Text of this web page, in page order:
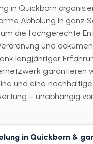
in Quickborn
Abholung in ganz
die fachgerechte
und
langjähriger
garantieren
und eine nachhaltige
– unabhängig
in Quickborn &